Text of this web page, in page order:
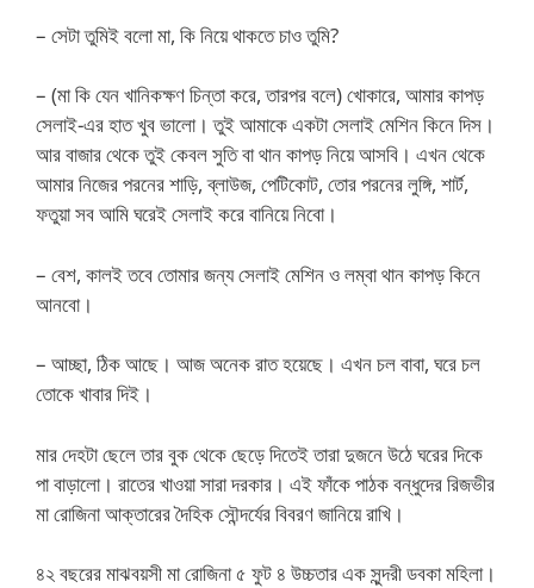
– সেটা তুমিই বলো মা, কি নিয়ে থাকতে চাও তুমি?
– (মা কি যেন খানিকক্ষণ চিন্তা করে, তারপর বলে) খোকারে, আমার কাপড়
সেলাই-এর হাত খুব ভালো। তুই আমাকে একটা সেলাই মেশিন কিনে দিস।
আর বাজার থেকে তুই কেবল সুতি বা থান কাপড় নিয়ে আসবি। এখন থেকে
আমার নিজের পরনের শাড়ি, ব্লাউজ, পেটিকোট, তোর পরনের লুঙ্গি, শার্ট,
ফতুয়া সব আমি ঘরেই সেলাই করে বানিয়ে নিবো।
– বেশ, কালই তবে তোমার জন্য সেলাই মেশিন ও লম্বা থান কাপড় কিনে
আনবো।
– আচ্ছা, ঠিক আছে। আজ অনেক রাত হয়েছে। এখন চল বাবা, ঘরে চল
তোকে খাবার দিই।
মার দেহটা ছেলে তার বুক থেকে ছেড়ে দিতেই তারা দুজনে উঠে ঘরের দিকে
পা বাড়ালো। রাতের খাওয়া সারা দরকার। এই ফাঁকে পাঠক বন্ধুদের রিজভীর
মা রোজিনা আক্তারের দৈহিক সৌন্দর্যের বিবরণ জানিয়ে রাখি।
৪২ বছরের মাঝবয়সী মা রোজিনা ৫ ফুট ৪ উচ্চতার এক সুন্দরী ডবকা মহিলা।